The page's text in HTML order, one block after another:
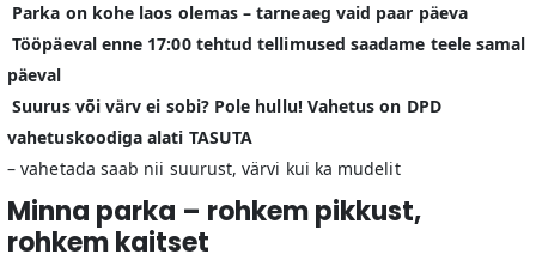
Parka on kohe laos olemas – tarneaeg vaid paar päeva
Tööpäeval enne 17:00 tehtud tellimused saadame teele samal
päeval
Suurus või värv ei sobi? Pole hullu! Vahetus on DPD
vahetuskoodiga alati TASUTA
– vahetada saab nii suurust, värvi kui ka mudelit
Minna parka – rohkem pikkust,
rohkem kaitset